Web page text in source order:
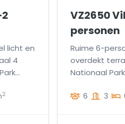
licht en
4
2
VZ2650
personen
Ruime 6-
overdekt
Nationaal
6 3